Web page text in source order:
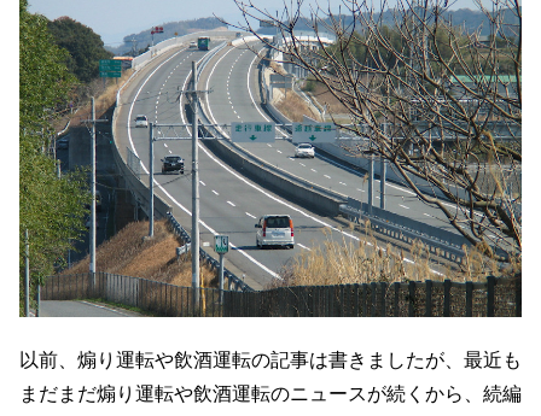
以前、煽り運転や飲酒運転の記事は書きましたが、最近も
まだまだ煽り運転や飲酒運転のニュースが続くから、続編